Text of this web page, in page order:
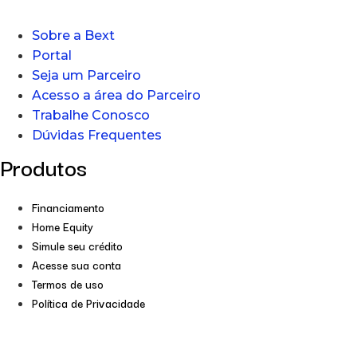
Sobre a Bext
Portal
Seja um Parceiro
Acesso a área do Parceiro
Trabalhe Conosco
Dúvidas Frequentes
Produtos
Financiamento
Home Equity
Simule seu crédito
Acesse sua conta
Termos de uso
Política de Privacidade